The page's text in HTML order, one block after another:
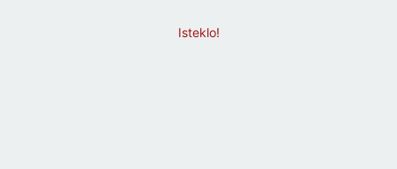
Isteklo!